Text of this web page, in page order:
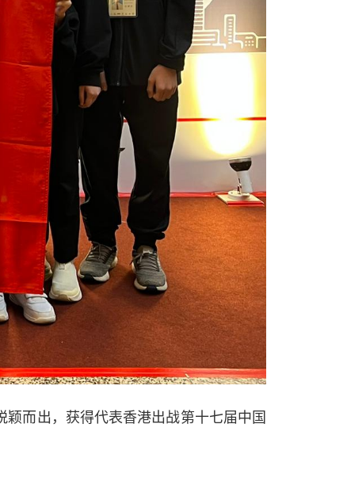
而出，获得代表香港出战第十七届中国